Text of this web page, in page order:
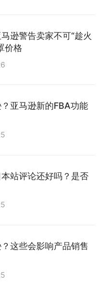
逊警告卖家不可“趁火
价格
亚马逊新的FBA功能
站评论还好吗？是否
这些会影响产品销售